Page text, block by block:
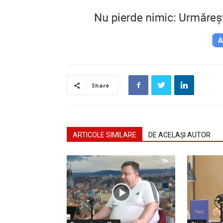
Share
ARTICOLE SIMILARE DE ACELAȘI AUTOR